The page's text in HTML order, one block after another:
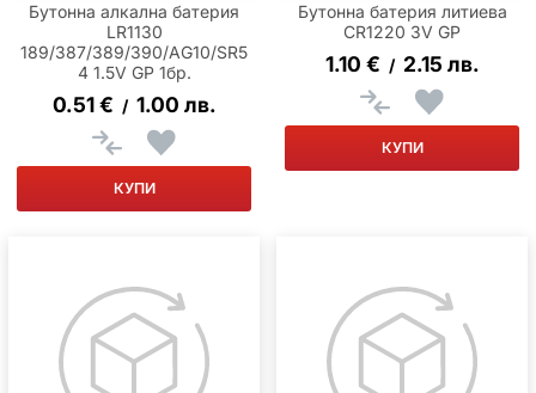
Бутонна алкална батерия
LR1130
189/387/389/390/AG10/SR5
4 1.5V GP 1бр.
0.51 € / 1.00 лв.
КУПИ
Бутонна батерия литиева
CR1220 3V GP
1.10 € / 2.15 лв.
КУПИ